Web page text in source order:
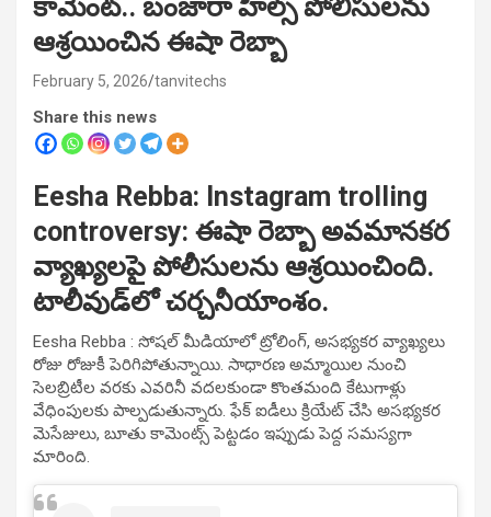
కామెంట్.. బంజారా హిల్స్ పోలీసులను
ఆశ్రయించిన ఈషా రెబ్బా
February 5, 2026 tanvitechs
Share this news
Eesha Rebba: Instagram trolling
controversy: ఈషా రెబ్బా అవమానకర
వ్యాఖ్యలపై పోలీసులను ఆశ్రయించింది.
టాలీవుడ్‌లో చర్చనీయాంశం.
Eesha Rebba : సోషల్ మీడియాలో ట్రోలింగ్, అసభ్యకర వ్యాఖ్యలు
రోజు రోజుకీ పెరిగిపోతున్నాయి. సాధారణ అమ్మాయిల నుంచి
సెలబ్రిటీల వరకు ఎవరినీ వదలకుండా కొంతమంది కేటుగాళ్లు
వేధింపులకు పాల్పడుతున్నారు. ఫేక్ ఐడీలు క్రియేట్ చేసి అసభ్యకర
మెసేజులు, బూతు కామెంట్స్ పెట్టడం ఇప్పుడు పెద్ద సమస్యగా
మారింది.